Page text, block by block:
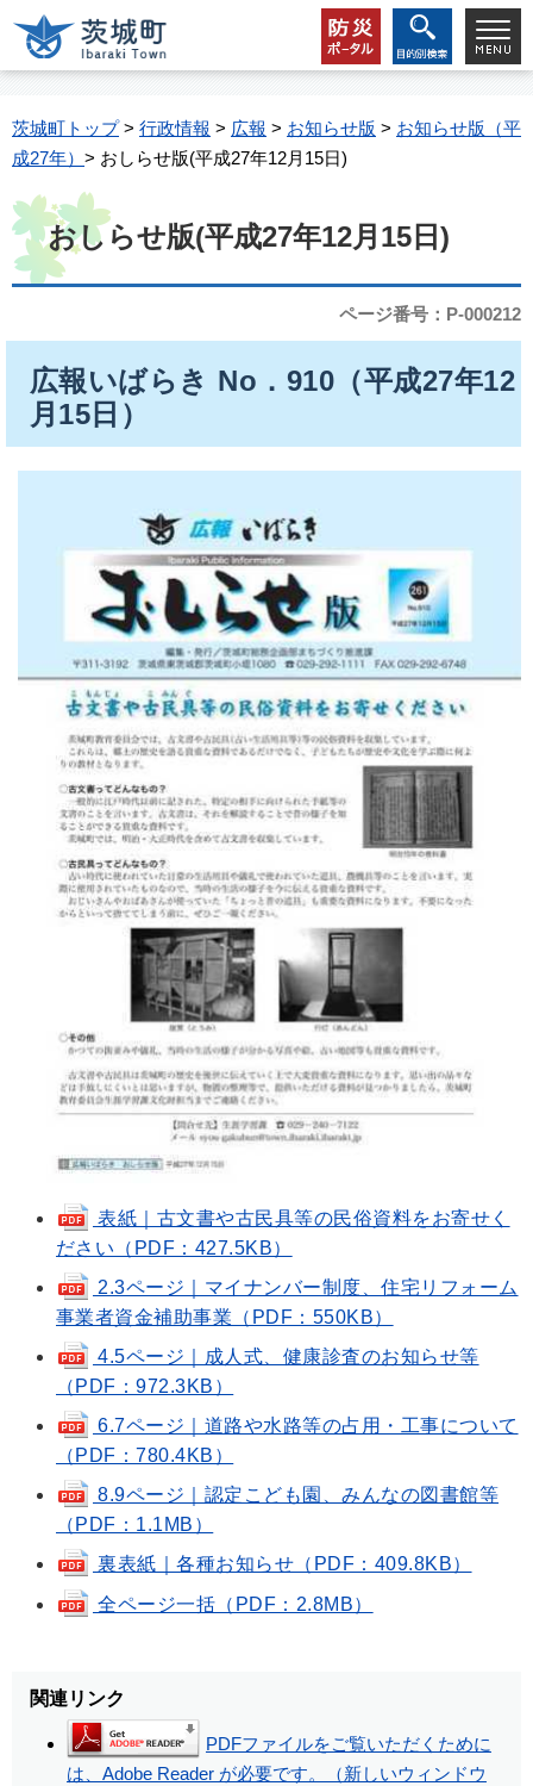
茨城町トップ> 行政情報 > 広報 > お知らせ版 > お知らせ版（平
成27年） > おしらせ版(平成27年12月15日)
おしらせ版(平成27年12月15日)
ページ番号：P-000212
広報いばらき No．910（平成27年12
月15日）
表紙｜古文書や古民具等の民俗資料をお寄せく
ださい（PDF：427.5KB）
2.3ページ｜マイナンバー制度、住宅リフォーム
事業者資金補助事業（PDF：550KB）
4.5ページ｜成人式、健康診査のお知らせ等
（PDF：972.3KB）
6.7ページ｜道路や水路等の占用・工事について
（PDF：780.4KB）
8.9ページ｜認定こども園、みんなの図書館等
（PDF：1.1MB）
裏表紙｜各種お知らせ（PDF：409.8KB）
全ページ一括（PDF：2.8MB）
関連リンク
PDFファイルをご覧いただくために
は、Adobe Reader が必要です。（新しいウィンドウ